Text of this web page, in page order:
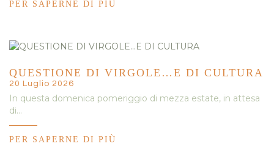
PER SAPERNE DI PIÙ
QUESTIONE DI VIRGOLE…E DI CULTURA
20 Luglio 2026
In questa domenica pomeriggio di mezza estate, in attesa
di…
PER SAPERNE DI PIÙ